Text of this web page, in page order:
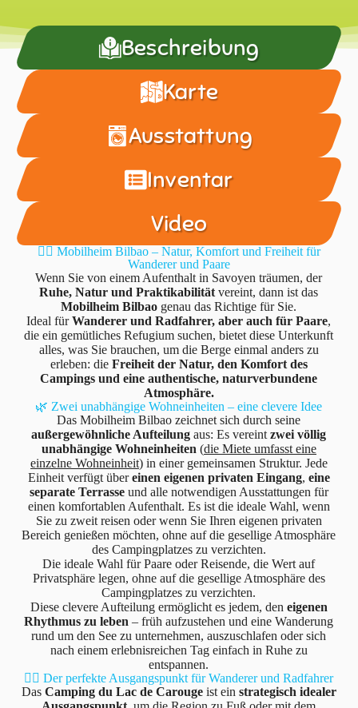
Beschreibung
Karte
Ausstattung
Inventar
Video
🚶‍♂️ Mobilheim Bilbao – Natur, Komfort und Freiheit für
Wanderer und Paare
Wenn Sie von einem Aufenthalt in Savoyen träumen, der
Ruhe, Natur und Praktikabilität vereint, dann ist das
Mobilheim Bilbao genau das Richtige für Sie.
Ideal fürWanderer und Radfahrer, aber auch für Paare,
die ein gemütliches Refugium suchen, bietet diese Unterkunft
alles, was Sie brauchen, um die Berge einmal anders zu
erleben: die Freiheit der Natur, den Komfort des
Campings und eine authentische, naturverbundene
Atmosphäre.
🌿 Zwei unabhängige Wohneinheiten – eine clevere Idee
Das Mobilheim Bilbao zeichnet sich durch seine
außergewöhnliche Aufteilung aus: Es vereintzwei völlig
unabhängige Wohneinheiten (die Miete umfasst eine
einzelne Wohneinheit) in einer gemeinsamen Struktur. Jede
Einheit verfügt übereinen eigenen privaten Eingang, eine
separate Terrasseund alle notwendigen Ausstattungen für
einen komfortablen Aufenthalt. Es ist die ideale Wahl, wenn
Sie zu zweit reisen oder wenn Sie Ihren eigenen privaten
Bereich genießen möchten, ohne auf die gesellige Atmosphäre
des Campingplatzes zu verzichten.
Die ideale Wahl für Paare oder Reisende, die Wert auf
Privatsphäre legen, ohne auf die gesellige Atmosphäre des
Campingplatzes zu verzichten.
Diese clevere Aufteilung ermöglicht es jedem, den eigenen
Rhythmus zu leben – früh aufzustehen und eine Wanderung
rund um den See zu unternehmen, auszuschlafen oder sich
nach einem erlebnisreichen Tag einfach in Ruhe zu
entspannen.
🚴‍♀️ Der perfekte Ausgangspunkt für Wanderer und Radfahrer
Das Camping du Lac de Carougeist ein strategisch idealer